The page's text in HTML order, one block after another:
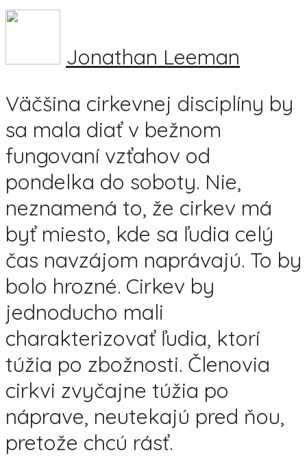
Jonathan Leeman
Väčšina cirkevnej disciplíny by
sa mala diať v bežnom
fungovaní vzťahov od
pondelka do soboty. Nie,
neznamená to, že cirkev má
byť miesto, kde sa ľudia celý
čas navzájom naprávajú. To by
bolo hrozné. Cirkev by
jednoducho mali
charakterizovať ľudia, ktorí
túžia po zbožnosti. Členovia
cirkvi zvyčajne túžia po
náprave, neutekajú pred ňou,
pretože chcú rásť.